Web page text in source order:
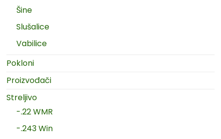
Šine
Slušalice
Vabilice
Pokloni
Proizvođači
Streljivo
-.22 WMR
-.243 Win